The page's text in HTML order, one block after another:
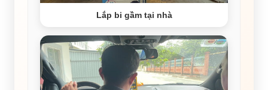
Lắp bi gầm tại nhà